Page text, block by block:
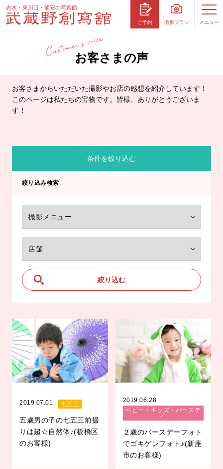
志木・東川口・浦安の写真館
ご予約 撮影プラン メニュー
お客さまの声
お客さまからいただいた撮影やお店の感想を紹介しています！
このページは私たちの宝物です。皆様、ありがとうございま
す！
条件を絞り込む
絞り込み検索
2019.07.01 七五三
五歳男の子の七五三前撮
りは超☆自然体♪(板橋区
のお客様)
2019.06.28
ベビー・キッズ・バースデ
イ
２歳のバースデーフォト
でゴキゲンフォト♪(新座
市のお客様)